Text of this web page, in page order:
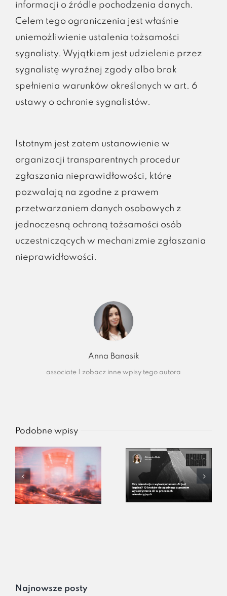
informacji o źródle pochodzenia danych.
Celem tego ograniczenia jest właśnie
uniemożliwienie ustalenia tożsamości
sygnalisty. Wyjątkiem jest udzielenie przez
sygnalistę wyraźnej zgody albo brak
spełnienia warunków określonych w art. 6
ustawy o ochronie sygnalistów.
Istotnym jest zatem ustanowienie w
organizacji transparentnych procedur
zgłaszania nieprawidłowości, które
pozwalają na zgodne z prawem
przetwarzaniem danych osobowych z
jednoczesną ochroną tożsamości osób
uczestniczących w mechanizmie zgłaszania
nieprawidłowości.
Anna Banasik
associate zobacz inne wpisy tego autora
Podobne wpisy
Najnowsze posty